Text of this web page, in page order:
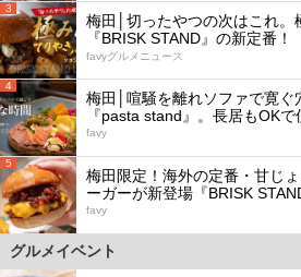
3
梅田│切ったやつの次はこれ。
『BRISK STAND』の新定番！
favyグルメニュース
4
梅田│喧騒を離れソファで寛ぐ
『pasta stand』。長居もOK
favy
5
梅田限定！海外の定番・甘じ
ーガーが新登場『BRISK
favy
グルメイベント